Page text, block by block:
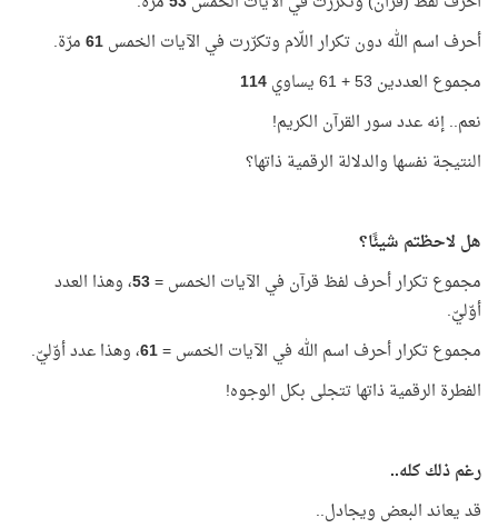
أحرف اسم الله دون تكرار اللّام وتكرّرت في الآيات الخمس61مرّة.
مجموع العددين 53 + 61 يساوي
114
نعم.. إنه عدد سور القرآن الكريم!
النتيجة نفسها والدلالة الرقمية ذاتها؟
هل لاحظتم شيئًا؟
مجموع تكرار أحرف لفظ قرآن في الآيات الخمس =53، وهذا العدد
أوّليّ.
مجموع تكرار أحرف اسم الله في الآيات الخمس =61، وهذا عدد أوّليّ.
الفطرة الرقمية ذاتها تتجلى بكل الوجوه!
رغم ذلك كله..
قد يعاند البعض ويجادل..